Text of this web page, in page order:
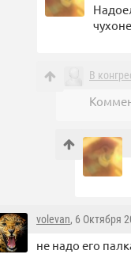
В
volevan, 6 Октября
не надо его